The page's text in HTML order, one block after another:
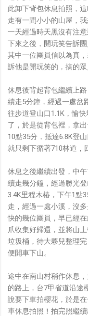
級傳完，從眼鏡端將媒
而且當時我們的媒體
Socket 直接傳輸的（
耗據說也較大）。 後
此卸下背包休息拍照，
走有一間小小的山屋，
一天經過時天黑沒有注
下來之後，開玩笑告訴
其中一位團員信以為真
訴他是開玩笑的，搞的眾
休息後背起背包繼續上
續走5分鐘，經過一處岔
往步道登山口1.1K，愉
了，於是從背包裡，拿
10點35分，抵達6.8K登
就只剩下循著710林道，
休息之後繼續出發，中
續走幾分鐘，經過勝光
3.4K里程木樁，下午1點
走，經過一處小溪，沒
快的幾位團員，早已經
爪收集好歸還，並將山
垃圾桶，待大夥兒整理
便開車下山。
途中在南山村稍作休息
的路上，台7甲省道沿途
說要下車拍櫻花，於是
車休息拍照！拍完照繼